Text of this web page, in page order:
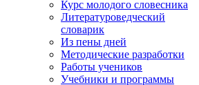
Курс молодого словесника
Литературоведческий
словарик
Из пены дней
Методические разработки
Работы учеников
Учебники и программы